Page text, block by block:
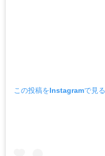
この投稿をInstagramで見る